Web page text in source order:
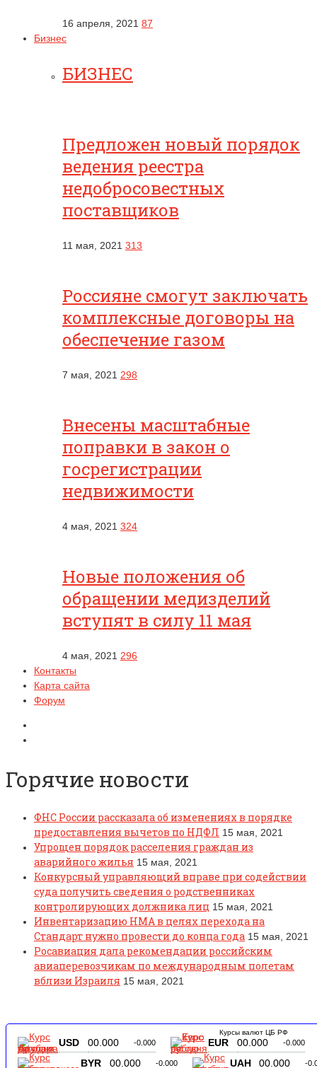
16 апреля, 2021 87
Бизнес
БИЗНЕС
Предложен новый порядок
ведения реестра
недобросовестных
поставщиков
11 мая, 2021 313
Россияне смогут заключать
комплексные договоры на
обеспечение газом
7 мая, 2021 298
Внесены масштабные
поправки в закон о
госрегистрации
недвижимости
4 мая, 2021 324
Новые положения об
обращении медизделий
вступят в силу 11 мая
4 мая, 2021 296
Контакты
Карта сайта
Форум
Горячие новости
ФНС России рассказала об изменениях в порядке
предоставления вычетов по НДФЛ 15 мая, 2021
Упрощен порядок расселения граждан из
аварийного жилья 15 мая, 2021
Конкурсный управляющий вправе при содействии
суда получить сведения о родственниках
контролирующих должника лиц 15 мая, 2021
Инвентаризацию НМА в целях перехода на
Стандарт нужно провести до конца года 15 мая, 2021
Росавиация дала рекомендации российским
авиаперевозчикам по международным полетам
вблизи Израиля 15 мая, 2021
Курсы валют ЦБ РФ
USD 00.000 -0.000 EUR 00.000 -0.000
BYR 00.000 -0.000 UAH 00.000 -